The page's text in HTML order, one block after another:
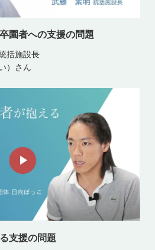
園者への支援の問題
括施設長
）さん
支援の問題